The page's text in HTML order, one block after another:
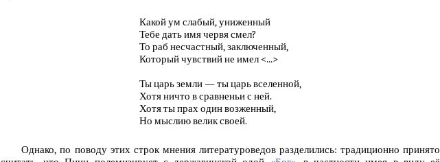
Какой ум слабый, униженный
Тебе дать имя червя смел?
То раб несчастный, заключенный,
Который чувствий не имел <...>
Ты царь земли — ты царь вселенной,
Хотя ничто в сравненьи с ней.
Хотя ты прах один возженный,
Но мыслию велик своей.
Однако, по поводу этих строк мнения литературоведов разделились: традиционно принято